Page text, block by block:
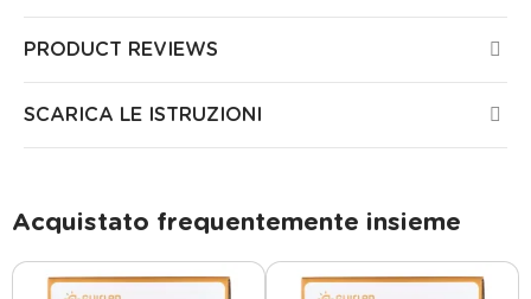
PRODUCT REVIEWS
SCARICA LE ISTRUZIONI
Acquistato frequentemente insieme